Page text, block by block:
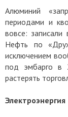
Алюминий
периодами и
вовсе: записали
Нефть по
исключением
под эмбарго в
растерять
Электроэнергия